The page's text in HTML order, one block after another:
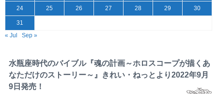
24 25 26 27 28 29 30
31
« Jul
Sep »
水瓶座時代のバイブル『魂の計画～ホロスコープが描くあ
なただけのストーリー～』きれい・ねっとより2022年9月
9日発売！